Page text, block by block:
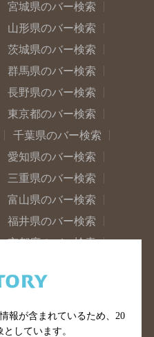
宮城県のバー検索
山形県のバー検索
茨城県のバー検索
群馬県のバー検索
長野県のバー検索
東京都のバー検索
千葉県のバー検索
愛知県のバー検索
三重県のバー検索
富山県のバー検索
福井県のバー検索
京都府のバー検索
和歌山県のバー検索
鳥取県のバー検索
報が含まれているため、 20
しています。